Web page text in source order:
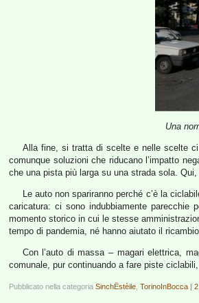
Una
Alla fine, si tratta di scelte e nelle scelte
comunque soluzioni che riducano l’impatto
che una pista più larga su una strada sola.
Le auto non spariranno perché c’è la
caricatura: ci sono indubbiamente parecchie
momento storico in cui le stesse
tempo di pandemia, né hanno aiutato il
Con l’auto di massa – magari elettrica,
comunale, pur continuando a fare piste
Pubblicato nella categoria SinchËstèile TorinoInBocca |